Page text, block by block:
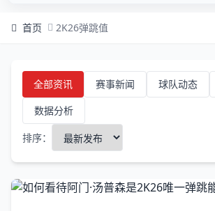
首页 2K26弹跳值
全部资讯 赛事新闻 球队动态
数据分析
排序：